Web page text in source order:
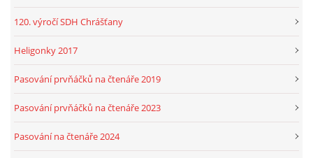
Nahoru ↑
120. výročí SDH Chrášťany
Heligonky 2017
Pasování prvňáčků na čtenáře 2019
Pasování prvňáčků na čtenáře 2023
Pasování na čtenáře 2024